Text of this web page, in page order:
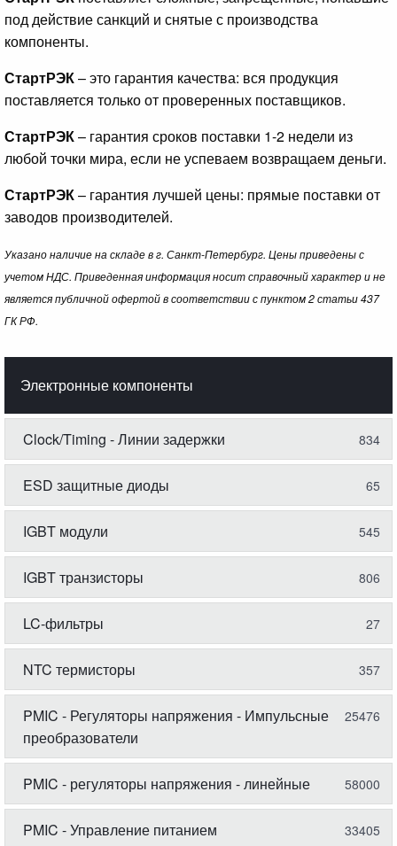
под действие санкций и снятые с производства
компоненты.
СтартРЭК– это гарантия качества: вся продукция
поставляется только от проверенных поставщиков.
СтартРЭК– гарантия сроков поставки 1-2 недели из
любой точки мира, если не успеваем возвращаем деньги.
СтартРЭК– гарантия лучшей цены: прямые поставки от
заводов производителей.
Указано наличие на складе в г. Санкт-Петербург. Цены приведены с
учетом НДС. Приведенная информация носит справочный характер и не
является публичной офертой в соответствии с пунктом 2 статьи 437
ГК РФ.
Электронные компоненты
Clock/Timing - Линии задержки 834
ESD защитные диоды 65
IGBT модули 545
IGBT транзисторы 806
LC-фильтры 27
NTC термисторы 357
PMIC - Регуляторы напряжения - Импульсные
преобразователи
25476
PMIC - регуляторы напряжения - линейные 58000
PMIC - Управление питанием 33405